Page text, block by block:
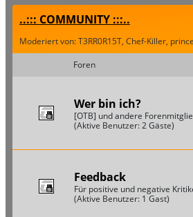
..::: COMMUNITY :::..
Moderiert von: T3RR0R15T, Chef-Killer, prince
Foren
Wer bin ich?
[OTB] und andere
(Aktive Benutzer: 2 Gäste)
Feedback
Für positive und negative
(Aktive Benutzer: 1 Gast)